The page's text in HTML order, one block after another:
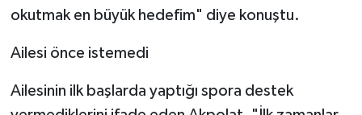
okutmak en büyük hedefim" diye konuştu.
Ailesi önce istemedi
Ailesinin ilk başlarda yaptığı spora destek